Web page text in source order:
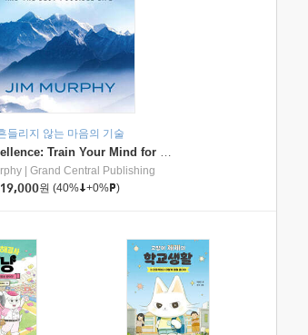
들리지 않는 마음의 기술
Inner Excellence: Train Your Mind for Extraordinary Performance and the Best Possible Life
Grand Central Publishing
19,000원 (40% +0% )